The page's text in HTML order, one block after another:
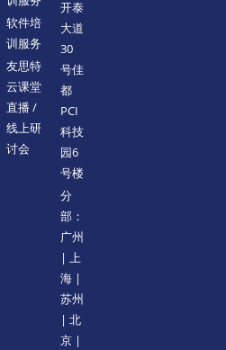
软件培
训服务
友思特
云课堂
直播 /
线上研
讨会
开泰
大道
30
号佳
都
PCI
科技
园6
号楼
分
部：
广州
| 上
海 |
苏州
| 北
京 |